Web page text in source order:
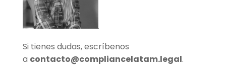
Si tienes dudas, escríbenos
a contacto@compliancelatam.legal.